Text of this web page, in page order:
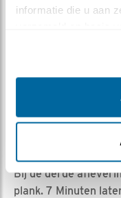
informatie die u aan
Alle
Nella | Geplaatst op
Vrouw kwam tussen
Bij de derde
plank. 7 Minuten